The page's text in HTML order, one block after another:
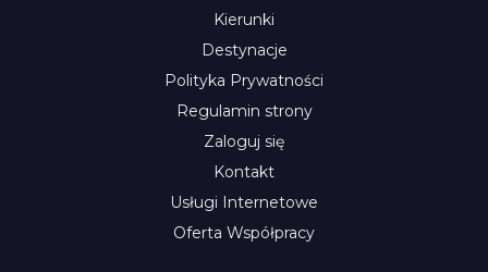
Kierunki
Destynacje
Polityka Prywatności
Regulamin strony
Zaloguj się
Kontakt
Usługi Internetowe
Oferta Współpracy